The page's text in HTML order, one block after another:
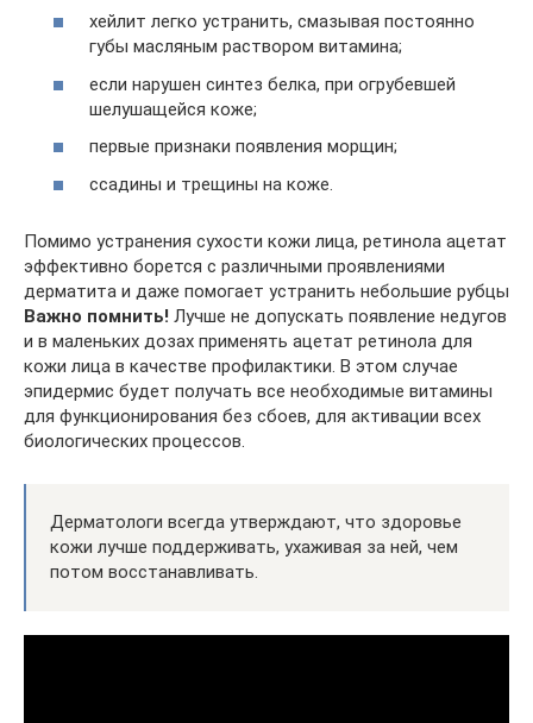
хейлит легко устранить, смазывая постоянно
губы масляным раствором витамина;
если нарушен синтез белка, при огрубевшей
шелушащейся коже;
первые признаки появления морщин;
ссадины и трещины на коже.
Помимо устранения сухости кожи лица, ретинола ацетат
эффективно борется с различными проявлениями
дерматита и даже помогает устранить небольшие рубцы
Важно помнить! Лучше не допускать появление недугов
и в маленьких дозах применять ацетат ретинола для
кожи лица в качестве профилактики. В этом случае
эпидермис будет получать все необходимые витамины
для функционирования без сбоев, для активации всех
биологических процессов.
Дерматологи всегда утверждают, что здоровье
кожи лучше поддерживать, ухаживая за ней, чем
потом восстанавливать.